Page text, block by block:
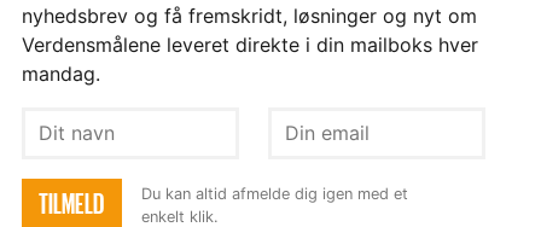
nyhedsbrev og få fremskridt, løsninger og nyt om
Verdensmålene leveret direkte i din mailboks hver
mandag.
Dit
Din
TILMELD
Du kan altid afmelde dig igen med et
enkelt klik.